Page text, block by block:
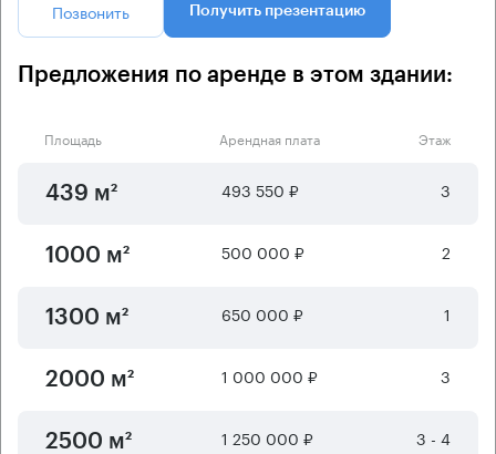
Позвонить Получить презентацию
Предложения по аренде в этом здании:
Площадь Арендная плата Этаж
439 м² 493 550 ₽ 3
1000 м² 500 000 ₽ 2
1300 м² 650 000 ₽ 1
2000 м² 1 000 000 ₽ 3
2500 м² 1 250 000 ₽ 3 - 4